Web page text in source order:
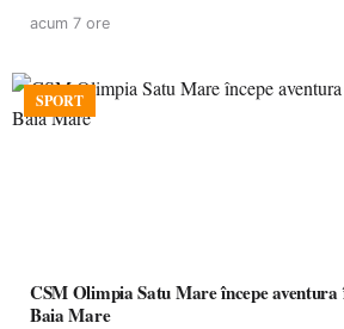
acum 7 ore
SPORT
CSM Olimpia Satu Mare începe aventura în Cupa României la
Baia Mare